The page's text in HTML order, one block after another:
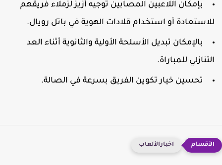
بإمكان اللاعبين المصابين توجيه أزيز لزملاء فريقهم
أو استخدام قلادات الهوية في باتل رويال.
بالإمكان تبديل الأسلحة الأولية والثانوية أثناء العد
للمباراة.
تحسين خيار تكوين الفريق بسرعة في الصالة.
اخبارالألعاب